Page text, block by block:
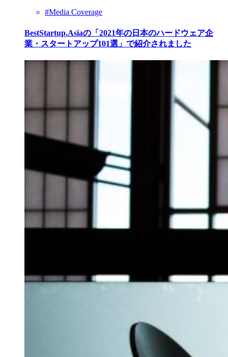
#Media Coverage
BestStartup.Asiaの「2021年の日本のハードウェア企
業・スタートアップ101選」で紹介されました